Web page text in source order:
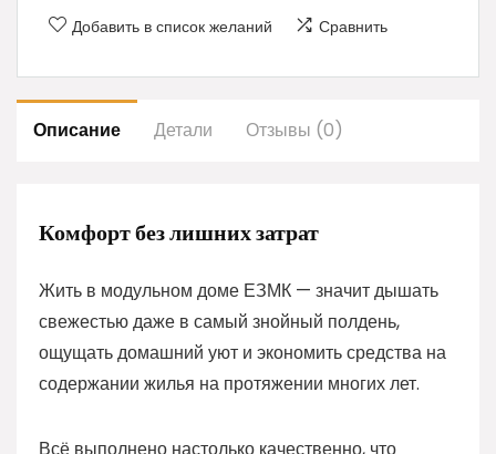
Добавить в список желаний Сравнить
Описание Детали Отзывы (0)
Комфорт без лишних затрат
Жить в модульном доме ЕЗМК — значит дышать
свежестью даже в самый знойный полдень,
ощущать домашний уют и экономить средства на
содержании жилья на протяжении многих лет.